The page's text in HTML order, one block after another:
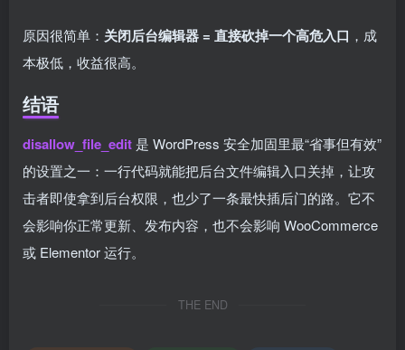
原因很简单： 关闭后台编辑器 = 直接砍掉一个高危入口 ，成
本极低，收益很高。
结语
disallow_file_edit 是 WordPress 安全加固里最“省事但有效”
的设置之一：一行代码就能把后台文件编辑入口关掉，让攻
击者即使拿到后台权限，也少了一条最快插后门的路。它不
会影响你正常更新、发布内容，也不会影响 WooCommerce
或 Elementor 运行。
THE END